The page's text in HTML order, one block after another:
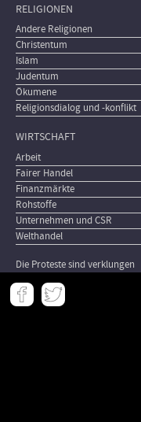
RELIGIONEN
Andere Religionen
Christentum
Islam
Judentum
Ökumene
Religionsdialog und -konflikt
WIRTSCHAFT
Arbeit
Fairer Handel
Finanzmärkte
Rohstoffe
Unternehmen und CSR
Welthandel
Die Proteste sind verklungen
Meta
-